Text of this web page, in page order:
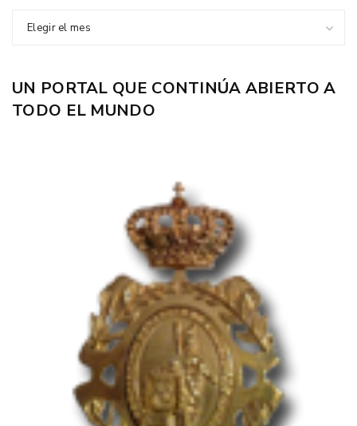
Elegir el mes
UN PORTAL QUE CONTINÚA ABIERTO A
TODO EL MUNDO